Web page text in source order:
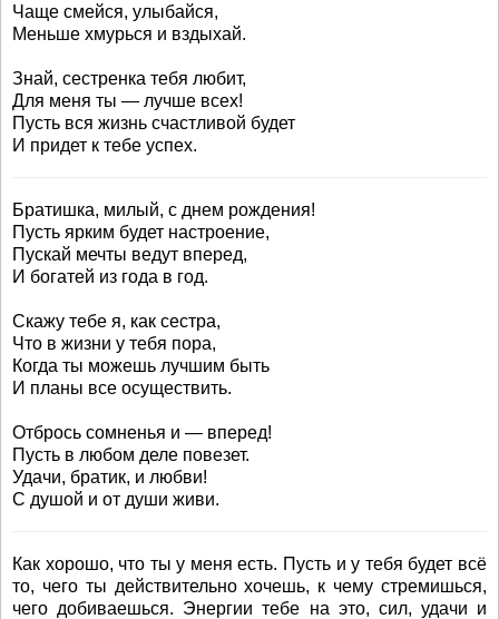
Чаще смейся, улыбайся,
Меньше хмурься и вздыхай.
Знай, сестренка тебя любит,
Для меня ты — лучше всех!
Пусть вся жизнь счастливой будет
И придет к тебе успех.
Братишка, милый, с днем рождения!
Пусть ярким будет настроение,
Пускай мечты ведут вперед,
И богатей из года в год.
Скажу тебе я, как сестра,
Что в жизни у тебя пора,
Когда ты можешь лучшим быть
И планы все осуществить.
Отбрось сомненья и — вперед!
Пусть в любом деле повезет.
Удачи, братик, и любви!
С душой и от души живи.
Как хорошо, что ты у меня есть. Пусть и у тебя будет всё
то, чего ты действительно хочешь, к чему стремишься,
чего добиваешься. Энергии тебе на это, сил, удачи и